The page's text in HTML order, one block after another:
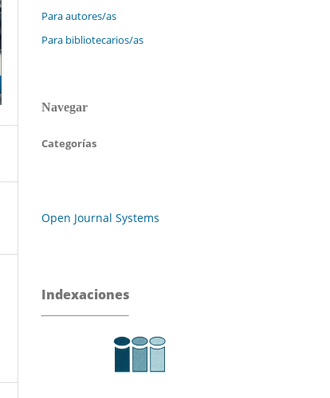
Para autores/as
Para bibliotecarios/as
Navegar
Categorías
Open Journal Systems
Indexaciones